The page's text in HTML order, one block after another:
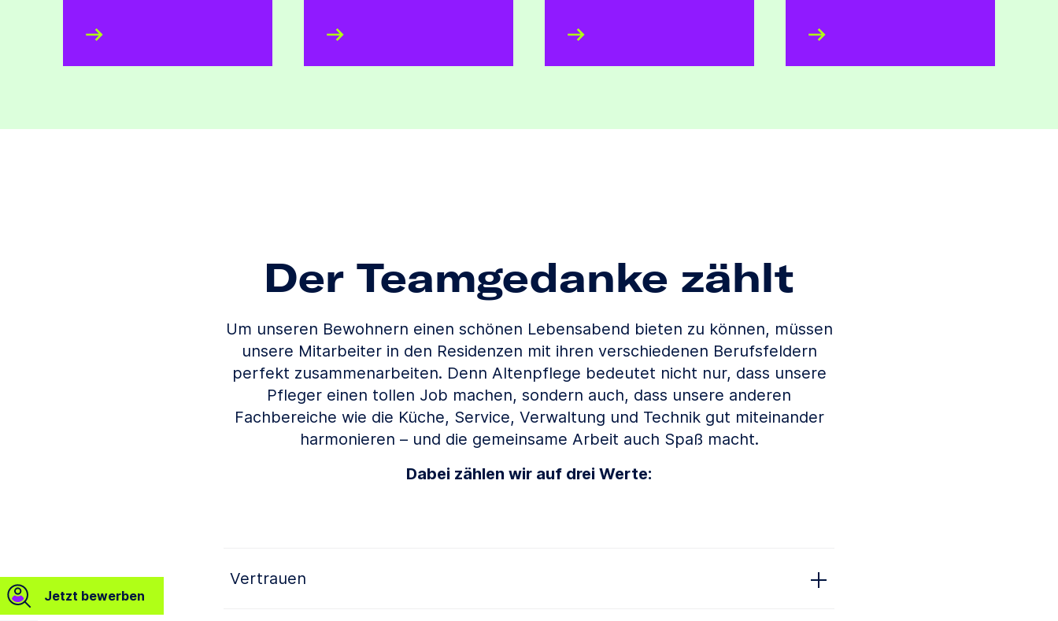
Jetzt bewerben
Der Teamgedanke zählt
Um unseren Bewohnern einen schönen Lebensabend bieten zu können, müssen
unsere Mitarbeiter in den Residenzen mit ihren verschiedenen Berufsfeldern
perfekt zusammenarbeiten. Denn Altenpflege bedeutet nicht nur, dass unsere
Pfleger einen tollen Job machen, sondern auch, dass unsere anderen
Fachbereiche wie die Küche, Service, Verwaltung und Technik gut miteinander
harmonieren – und die gemeinsame Arbeit auch Spaß macht.
Dabei zählen wir auf drei Werte:
Vertrauen